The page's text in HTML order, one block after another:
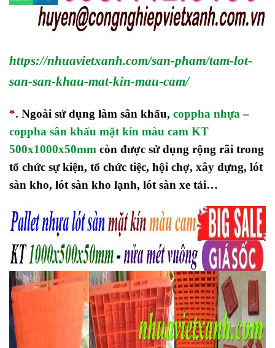
https://nhuavietxanh.com/san-pham/tam-lot-
san-san-khau-mat-kin-mau-cam/
*. Ngoài sử dụng làm sân khấu, coppha nhựa –
coppha sân khấu mặt kín màu cam KT
500x1000x50mm còn được sử dụng rộng rãi trong
tổ chức sự kiện, tổ chức tiệc, hội chợ, xây dựng, lót
sàn kho, lót sàn kho lạnh, lót sàn xe tải…